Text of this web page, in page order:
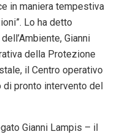
in maniera tempestiva
Lo ha detto
Gianni
della Protezione
il Centro operativo
pronto intervento del
Gianni Lampis – il